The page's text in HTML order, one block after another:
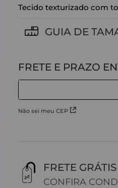
Tecido texturizado com
GUIA DE
Não sei meu CEP
FRETE GRÁTIS
CONFIRA